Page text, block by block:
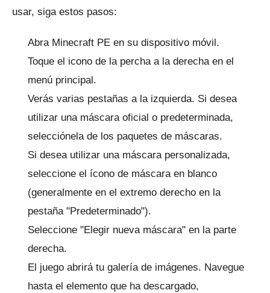
usar, siga estos pasos:
Abra Minecraft PE en su dispositivo móvil.
Toque el icono de la percha a la derecha en el
menú principal.
Verás varias pestañas a la izquierda. Si desea
utilizar una máscara oficial o predeterminada,
selecciónela de los paquetes de máscaras.
Si desea utilizar una máscara personalizada,
seleccione el ícono de máscara en blanco
(generalmente en el extremo derecho en la
pestaña "Predeterminado").
Seleccione "Elegir nueva máscara" en la parte
derecha.
El juego abrirá tu galería de imágenes. Navegue
hasta el elemento que ha descargado,